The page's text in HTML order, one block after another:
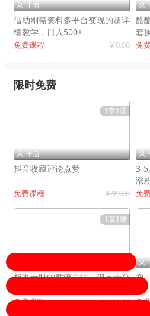
 千启
借助刚需资料多平台变现的超详
细教学，日入500+
免费课程 ¥ 0.00

酷
套
套
免
限时免费
1章1课
 千启
抖音收藏评论点赞
免费课程 ¥ 99.00

3-5
涨
免
1章1课
相当无耻的截流方法，但是十分
免费课程 ¥ 199.00

卖
免